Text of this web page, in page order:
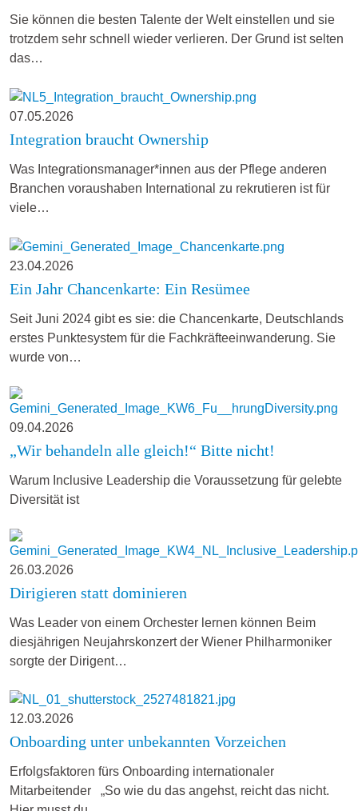
Sie können die besten Talente der Welt einstellen und sie
trotzdem sehr schnell wieder verlieren. Der Grund ist selten
das…
07.05.2026
Integration braucht Ownership
Was Integrationsmanager*innen aus der Pflege anderen
Branchen voraushaben International zu rekrutieren ist für
viele…
23.04.2026
Ein Jahr Chancenkarte: Ein Resümee
Seit Juni 2024 gibt es sie: die Chancenkarte, Deutschlands
erstes Punktesystem für die Fachkräfteeinwanderung. Sie
wurde von…
09.04.2026
„Wir behandeln alle gleich!“ Bitte nicht!
Warum Inclusive Leadership die Voraussetzung für gelebte
Diversität ist
26.03.2026
Dirigieren statt dominieren
Was Leader von einem Orchester lernen können Beim
diesjährigen Neujahrskonzert der Wiener Philharmoniker
sorgte der Dirigent…
12.03.2026
Onboarding unter unbekannten Vorzeichen
Erfolgsfaktoren fürs Onboarding internationaler
Mitarbeitender „So wie du das angehst, reicht das nicht.